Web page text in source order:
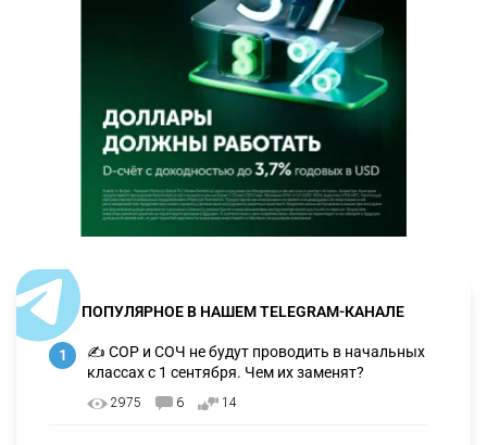
ПОПУЛЯРНОЕ В НАШЕМ TELEGRAM-КАНАЛЕ
1
✍️ СОР и СОЧ не будут проводить в начальных
классах с 1 сентября. Чем их заменят?
2975 6 14